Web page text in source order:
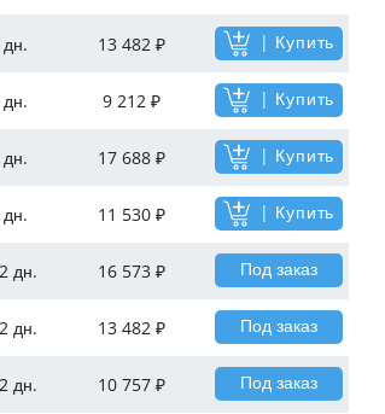
дн. 13 482 ₽ | Купить
дн. 9 212 ₽ | Купить
дн. 17 688 ₽ | Купить
11 530 ₽ | Купить
дн. 16 573 ₽ Под заказ
дн. 13 482 ₽ Под заказ
дн. 10 757 ₽ Под заказ